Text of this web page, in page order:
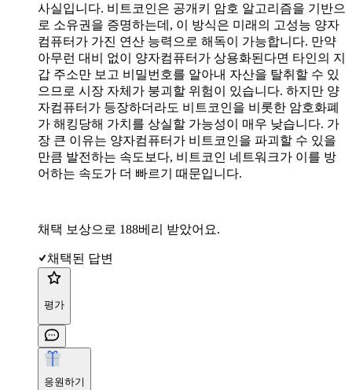
사실입니다. 비트코인은 공개키 암호 알고리즘을 기반으
로 소유권을 증명하는데, 이 방식은 미래의 고성능 양자
컴퓨터가 가진 연산 능력으로 해독이 가능합니다. 만약
아무런 대비 없이 양자컴퓨터가 상용화된다면 타인의 지
갑 주소만 보고 비밀번호를 알아내 자산을 탈취할 수 있
으므로 시장 자체가 붕괴할 위험이 있습니다. 하지만 양
자컴퓨터가 등장하더라도 비트코인을 비롯한 암호화폐
가 해킹당해 가치를 상실할 가능성이 매우 낮습니다. 가
장 큰 이유는 양자컴퓨터가 비트코인을 파괴할 수 있을
만큼 발전하는 속도보다, 비트코인 네트워크가 이를 방
어하는 속도가 더 빠르기 때문입니다.
채택 보상으로 188베리 받았어요.
채택된 답변
평가
응원하기